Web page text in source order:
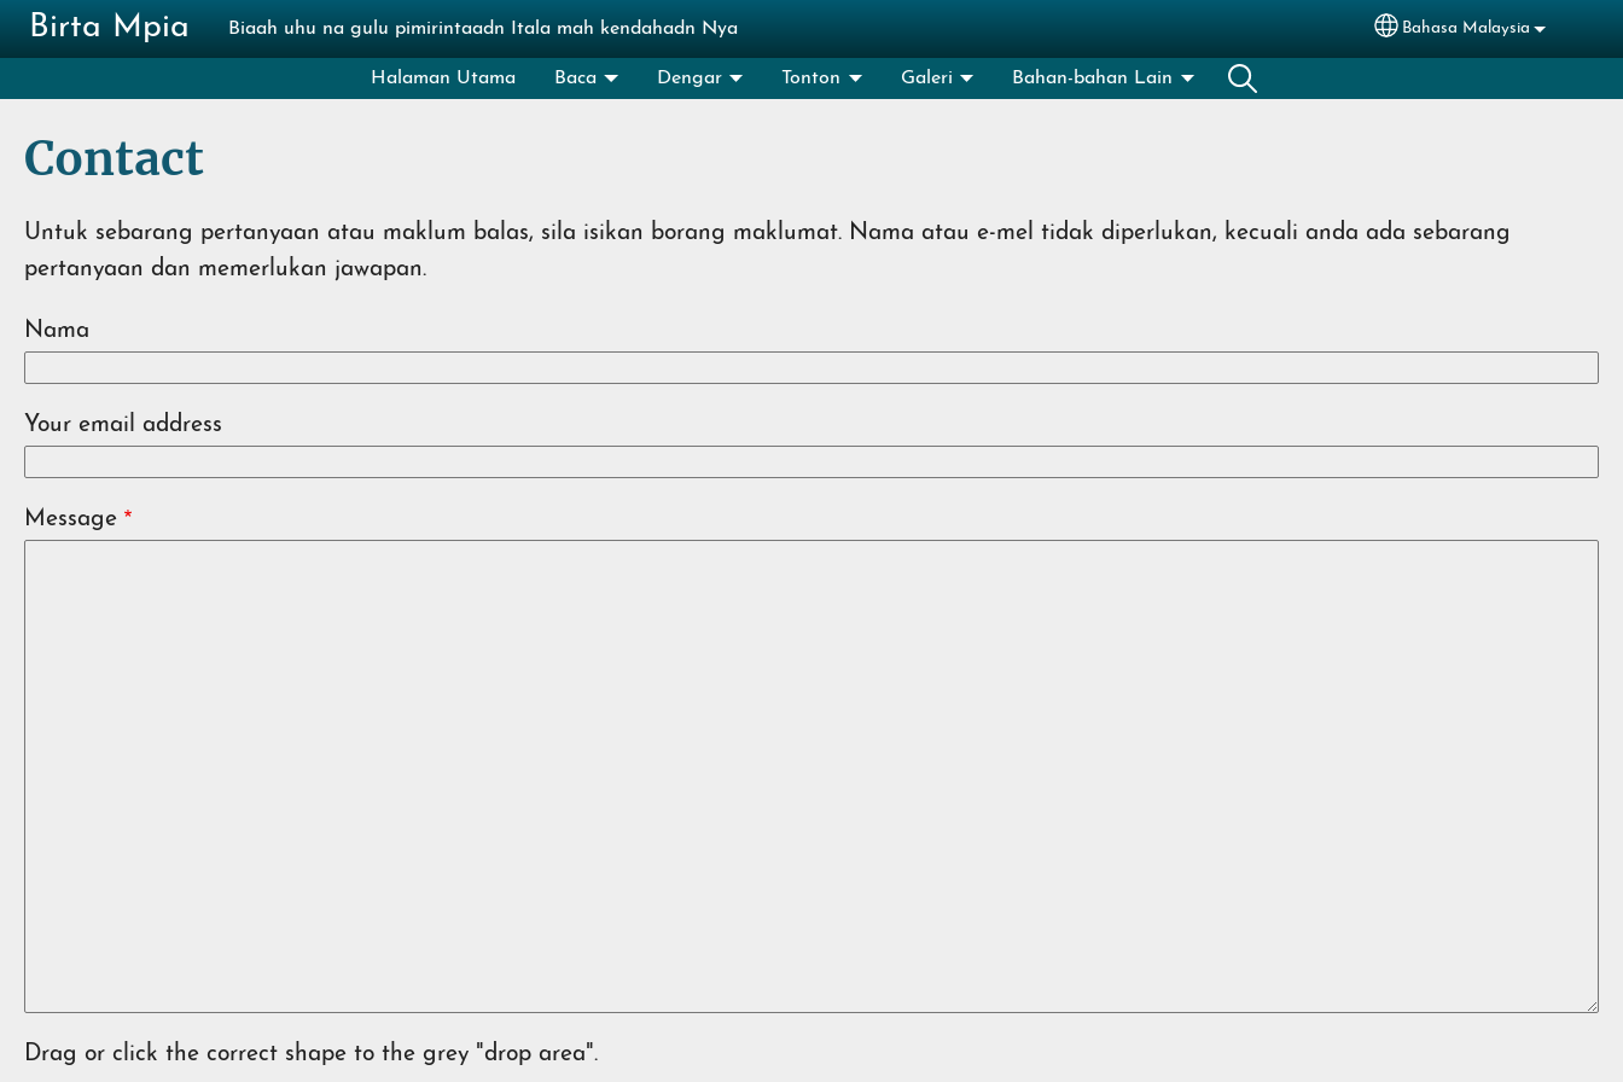
Skip to main content
Birta Mpia Biaah uhu na gulu pimirintaadn Itala mah kendahadn Nya Select your language
Bahasa Malaysia
Halaman Utama Baca Dengar Tonton Galeri Bahan-bahan Lain
Contact
Untuk sebarang pertanyaan atau maklum balas, sila isikan borang maklumat. Nama atau e-mel tidak diperlukan, kecuali anda ada sebarang
pertanyaan dan memerlukan jawapan.
Nama
Your email address
Message
Drag or click the correct shape to the grey "drop area".